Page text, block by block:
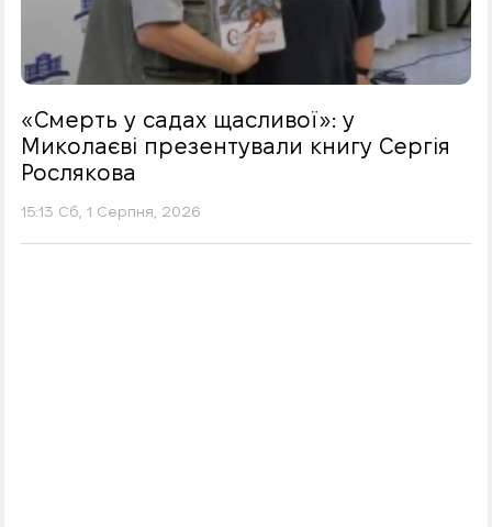
«Смерть у садах щасливої»: у
Миколаєві презентували книгу Сергія
Рослякова
15:13 Сб, 1 Серпня, 2026